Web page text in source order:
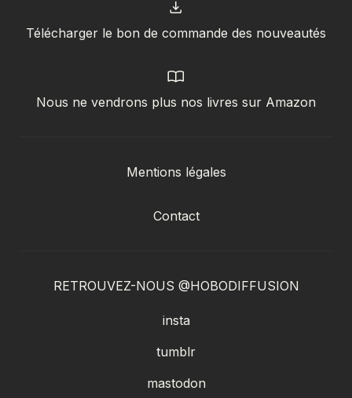
Télécharger le bon de commande des nouveautés
Nous ne vendrons plus nos livres sur Amazon
Mentions légales
Contact
RETROUVEZ-NOUS @HOBODIFFUSION
insta
tumblr
mastodon